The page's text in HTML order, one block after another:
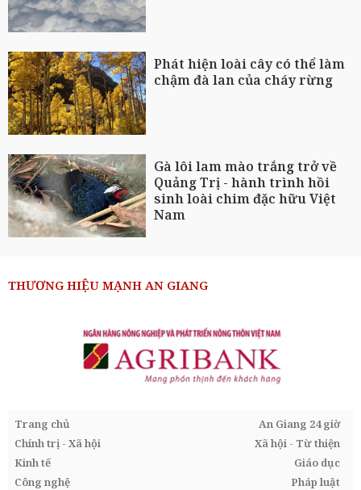
Phát hiện loài cây có thể làm
chậm đà lan của cháy rừng
Gà lôi lam mào trắng trở về
Quảng Trị - hành trình hồi
sinh loài chim đặc hữu Việt
Nam
THƯƠNG HIỆU MẠNH AN GIANG
Trang chủ
An Giang 24 giờ
Chính trị - Xã hội
Xã hội - Từ thiện
Kinh tế
Giáo dục
Công nghệ
Pháp luật